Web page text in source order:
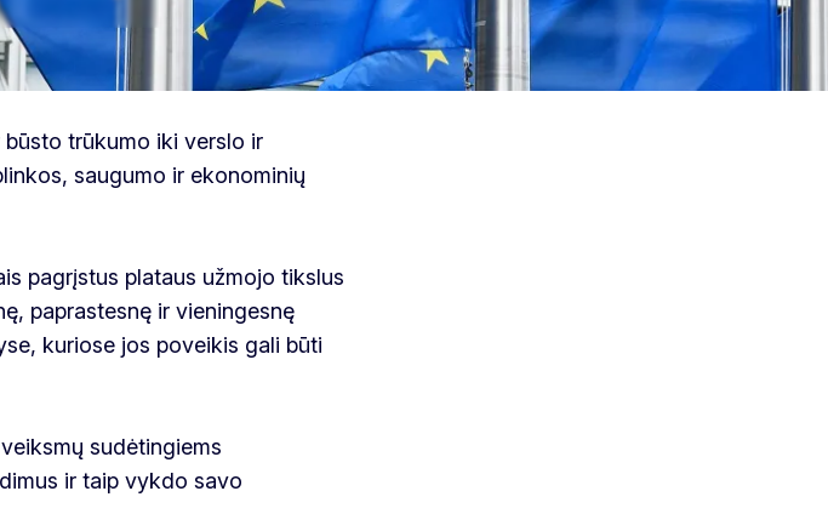
būsto trūkumo iki verslo ir
saugumo ir ekonominių
pagrįstus plataus užmojo tikslus
paprastesnę ir vieningesnę
kuriose jos poveikis gali būti
sudėtingiems
ir taip vykdo savo